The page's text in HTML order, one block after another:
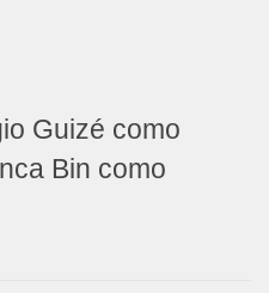
Guizé como
Bin como